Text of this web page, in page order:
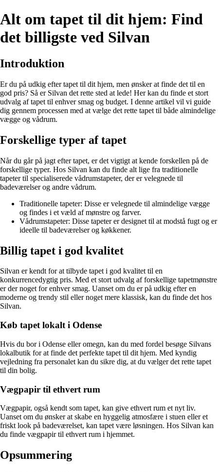
Alt om tapet til dit hjem: Find
det billigste ved Silvan
Introduktion
Er du på udkig efter tapet til dit hjem, men ønsker at finde det til en
god pris? Så er Silvan det rette sted at lede! Her kan du finde et stort
udvalg af tapet til enhver smag og budget. I denne artikel vil vi guide
dig gennem processen med at vælge det rette tapet til både almindelige
vægge og vådrum.
Forskellige typer af tapet
Når du går på jagt efter tapet, er det vigtigt at kende forskellen på de
forskellige typer. Hos Silvan kan du finde alt lige fra traditionelle
tapeter til specialiserede vådrumstapeter, der er velegnede til
badeværelser og andre vådrum.
Traditionelle tapeter: Disse er velegnede til almindelige vægge
og findes i et væld af mønstre og farver.
Vådrumstapeter: Disse tapeter er designet til at modstå fugt og er
ideelle til badeværelser og køkkener.
Billig tapet i god kvalitet
Silvan er kendt for at tilbyde tapet i god kvalitet til en
konkurrencedygtig pris. Med et stort udvalg af forskellige tapetmønstre
er der noget for enhver smag. Uanset om du er på udkig efter en
moderne og trendy stil eller noget mere klassisk, kan du finde det hos
Silvan.
Køb tapet lokalt i Odense
Hvis du bor i Odense eller omegn, kan du med fordel besøge Silvans
lokalbutik for at finde det perfekte tapet til dit hjem. Med kyndig
vejledning fra personalet kan du sikre dig, at du vælger det rette tapet
til din bolig.
Vægpapir til ethvert rum
Vægpapir, også kendt som tapet, kan give ethvert rum et nyt liv.
Uanset om du ønsker at skabe en hyggelig atmosfære i stuen eller et
friskt look på badeværelset, kan tapet være løsningen. Hos Silvan kan
du finde vægpapir til ethvert rum i hjemmet.
Opsummering